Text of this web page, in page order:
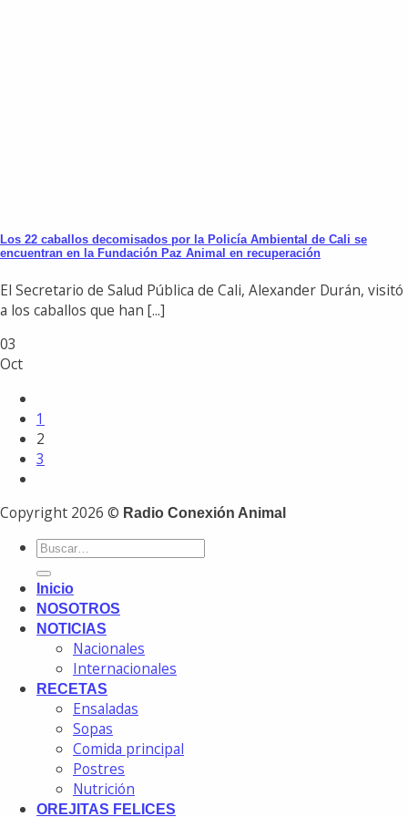
Los 22 caballos decomisados por la Policía Ambiental de Cali se
encuentran en la Fundación Paz Animal en recuperación
El Secretario de Salud Pública de Cali, Alexander Durán, visitó
a los caballos que han [...]
03
Oct
1
2
3
Copyright 2026 © Radio Conexión Animal
Inicio
NOSOTROS
NOTICIAS
Nacionales
Internacionales
RECETAS
Ensaladas
Sopas
Comida principal
Postres
Nutrición
OREJITAS FELICES